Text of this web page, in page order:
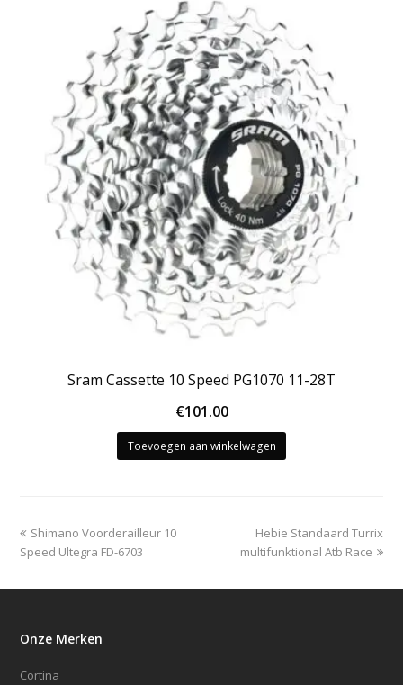
Sram Cassette 10 Speed PG1070 11-28T
€101.00
Toevoegen aan winkelwagen
previous
post:
Shimano Voorderailleur 10
Speed Ultegra FD-6703
next
post:
Hebie Standaard Turrix
multifunktional Atb Race
Onze Merken
Cortina